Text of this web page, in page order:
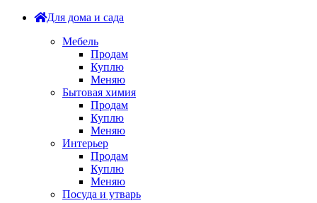
Для дома и сада
Мебель
Продам
Куплю
Меняю
Бытовая химия
Продам
Куплю
Меняю
Интерьер
Продам
Куплю
Меняю
Посуда и утварь